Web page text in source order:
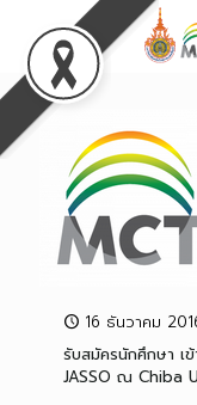
16 ธันวาคม
รับสมัครนักศึกษา เ
JASSO ณ Chiba